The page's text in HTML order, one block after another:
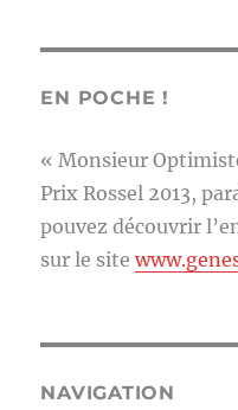
EN POCHE !
« Monsieur
Prix Rossel 2013,
pouvez découvrir
sur le site
NAVIGATION